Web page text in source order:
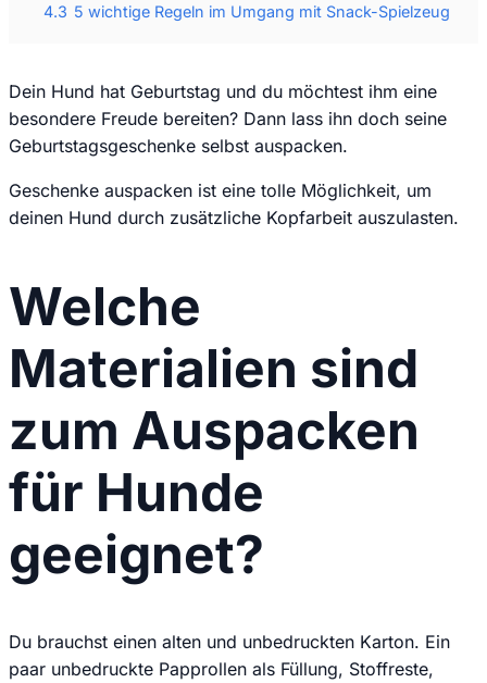
4.3 5 wichtige Regeln im Umgang mit Snack-Spielzeug
Dein Hund hat Geburtstag und du möchtest ihm eine
besondere Freude bereiten? Dann lass ihn doch seine
Geburtstagsgeschenke selbst auspacken.
Geschenke auspacken ist eine tolle Möglichkeit, um
deinen Hund durch zusätzliche Kopfarbeit auszulasten.
Welche
Materialien sind
zum Auspacken
für Hunde
geeignet?
Du brauchst einen alten und unbedruckten Karton. Ein
paar unbedruckte Papprollen als Füllung, Stoffreste,